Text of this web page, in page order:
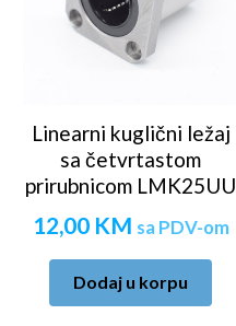
Linearni kuglični ležaj
sa četvrtastom
prirubnicom LMK25UU
12,00 KM sa PDV-om
Dodaj u korpu